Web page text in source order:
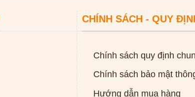
CHÍNH SÁCH - QUY
Chính sách quy định
Chính sách bảo mật
Hướng dẫn mua hàng